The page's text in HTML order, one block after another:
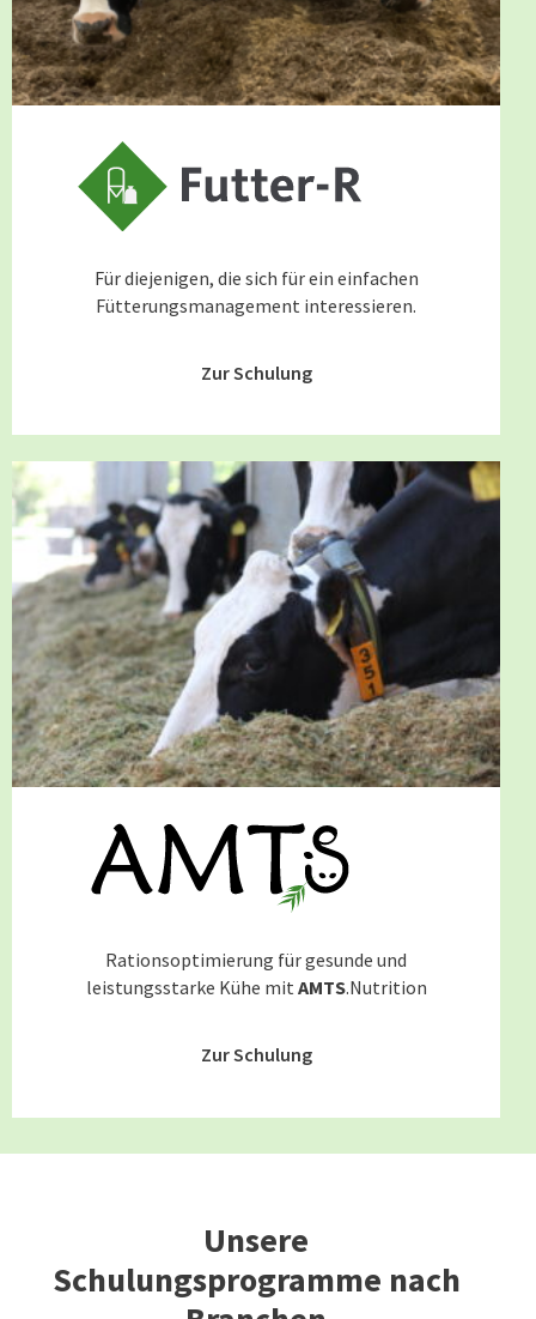
Für diejenigen, die sich für ein einfachen
Fütterungsmanagement interessieren.
Zur Schulung
Rationsoptimierung für gesunde und
leistungsstarke Kühe mit AMTS.Nutrition
Zur Schulung
Unsere
Schulungsprogramme nach